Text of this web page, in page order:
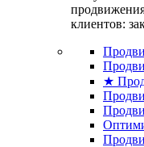
клиентов:
★